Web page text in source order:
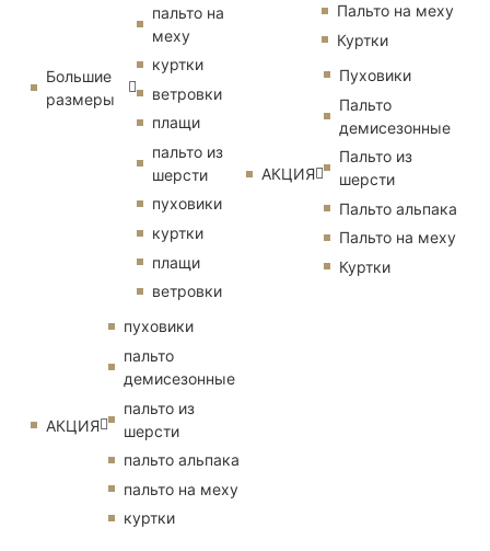
Большие
размеры
пальто на
меху
куртки
ветровки
плащи
пальто из
шерсти
пуховики
куртки
плащи
ветровки
АКЦИЯ
пуховики
пальто
демисезонные
пальто из
шерсти
пальто альпака
пальто на меху
куртки
Пальто на меху
Куртки
АКЦИЯ
Пуховики
Пальто
демисезонные
Пальто из
шерсти
Пальто альпака
Пальто на меху
Куртки